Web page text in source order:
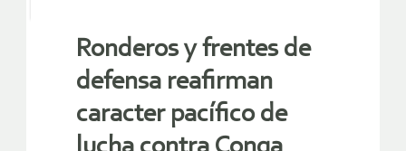
Ronderos y frentes de
defensa reafirman
caracter pacífico de